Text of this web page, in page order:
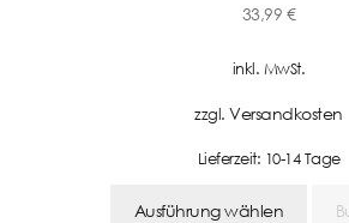
33,99 €
inkl. MwSt.
zzgl.Versandkosten
Lieferzeit: 10-14 Tage
Ausführung wählen